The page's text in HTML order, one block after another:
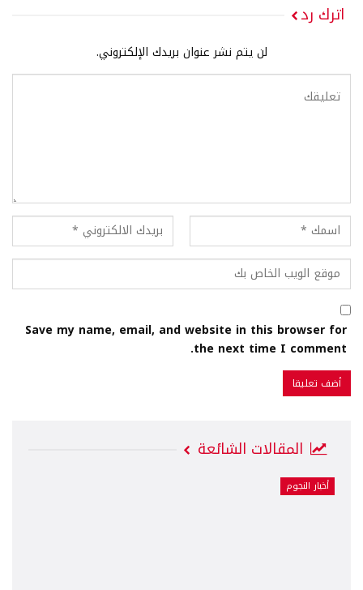
اترك رد
لن يتم نشر عنوان بريدك الإلكتروني.
Save my name, email, and website in this browser for
the next time I comment.
المقالات الشائعة
أخبار النجوم